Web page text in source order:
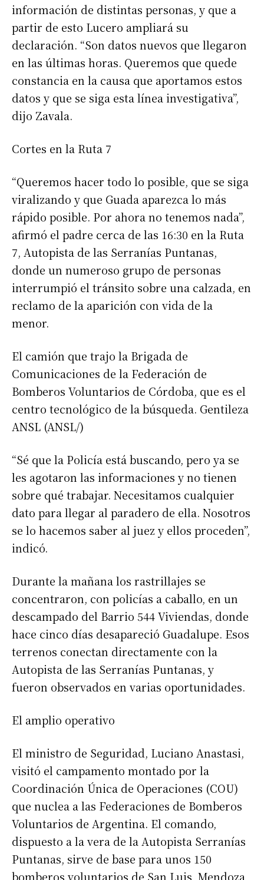
información de distintas personas, y que a
partir de esto Lucero ampliará su
declaración. “Son datos nuevos que llegaron
en las últimas horas. Queremos que quede
constancia en la causa que aportamos estos
datos y que se siga esta línea investigativa”,
dijo Zavala.
Cortes en la Ruta 7
“Queremos hacer todo lo posible, que se siga
viralizando y que Guada aparezca lo más
rápido posible. Por ahora no tenemos nada”,
afirmó el padre cerca de las 16:30 en la Ruta
7, Autopista de las Serranías Puntanas,
donde un numeroso grupo de personas
interrumpió el tránsito sobre una calzada, en
reclamo de la aparición con vida de la
menor.
El camión que trajo la Brigada de
Comunicaciones de la Federación de
Bomberos Voluntarios de Córdoba, que es el
centro tecnológico de la búsqueda. Gentileza
ANSL (ANSL/)
“Sé que la Policía está buscando, pero ya se
les agotaron las informaciones y no tienen
sobre qué trabajar. Necesitamos cualquier
dato para llegar al paradero de ella. Nosotros
se lo hacemos saber al juez y ellos proceden”,
indicó.
Durante la mañana los rastrillajes se
concentraron, con policías a caballo, en un
descampado del Barrio 544 Viviendas, donde
hace cinco días desapareció Guadalupe. Esos
terrenos conectan directamente con la
Autopista de las Serranías Puntanas, y
fueron observados en varias oportunidades.
El amplio operativo
El ministro de Seguridad, Luciano Anastasi,
visitó el campamento montado por la
Coordinación Única de Operaciones (COU)
que nuclea a las Federaciones de Bomberos
Voluntarios de Argentina. El comando,
dispuesto a la vera de la Autopista Serranías
Puntanas, sirve de base para unos 150
bomberos voluntarios de San Luis, Mendoza,